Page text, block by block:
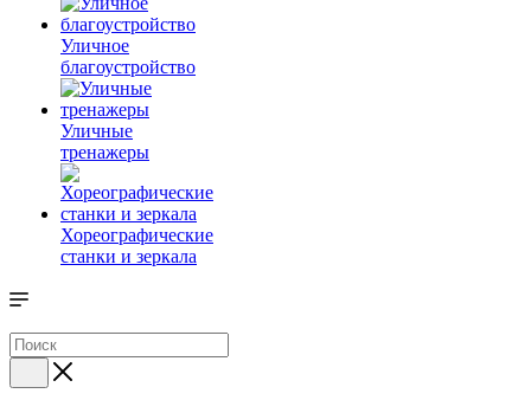
Уличное
благоустройство
Уличные
тренажеры
Хореографические
станки и зеркала